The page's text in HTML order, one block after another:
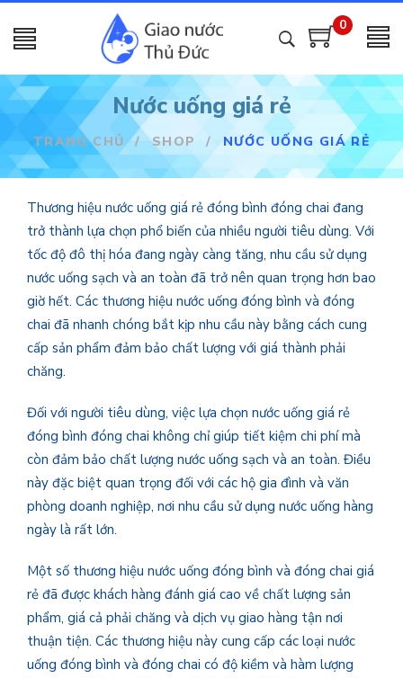
0
Nước uống giá rẻ
TRANG CHỦ / SHOP / NƯỚC UỐNG GIÁ RẺ
Thương hiệu nước uống giá rẻ đóng bình đóng chai đang
trở thành lựa chọn phổ biến của nhiều người tiêu dùng. Với
tốc độ đô thị hóa đang ngày càng tăng, nhu cầu sử dụng
nước uống sạch và an toàn đã trở nên quan trọng hơn bao
giờ hết. Các thương hiệu nước uống đóng bình và đóng
chai đã nhanh chóng bắt kịp nhu cầu này bằng cách cung
cấp sản phẩm đảm bảo chất lượng với giá thành phải
chăng.
Đối với người tiêu dùng, việc lựa chọn nước uống giá rẻ
đóng bình đóng chai không chỉ giúp tiết kiệm chi phí mà
còn đảm bảo chất lượng nước uống sạch và an toàn. Điều
này đặc biệt quan trọng đối với các hộ gia đình và văn
phòng doanh nghiệp, nơi nhu cầu sử dụng nước uống hàng
ngày là rất lớn.
Một số thương hiệu nước uống đóng bình và đóng chai giá
rẻ đã được khách hàng đánh giá cao về chất lượng sản
phẩm, giá cả phải chăng và dịch vụ giao hàng tận nơi
thuận tiện. Các thương hiệu này cung cấp các loại nước
uống đóng bình và đóng chai có độ kiềm và hàm lượng